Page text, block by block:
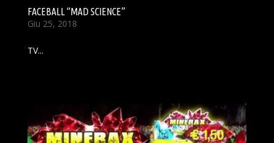
FACEBALL “MAD SCIENCE”
Giu 25, 2018
TV...